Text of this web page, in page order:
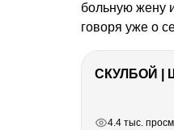
больную жену
говоря уже о
4.4 тыс.